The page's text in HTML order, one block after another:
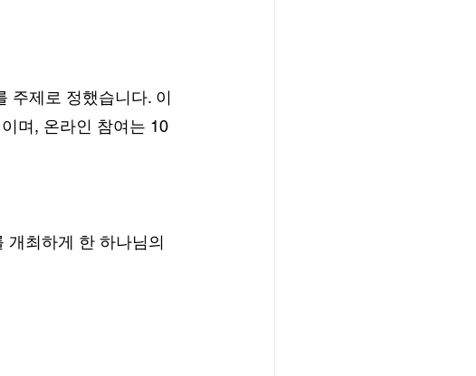
주제로 정했습니다. 이
며, 온라인 참여는 10
개최하게 한 하나님의